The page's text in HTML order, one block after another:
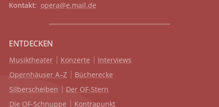
Kontakt: opera@e.mail.de
ENTDECKEN
Musiktheater Konzerte
Interviews
Opernhäuser A–Z
Bücherecke
Silberscheiben
Der OF-Stern
Die OF-Schnuppe
Kontrapunkt